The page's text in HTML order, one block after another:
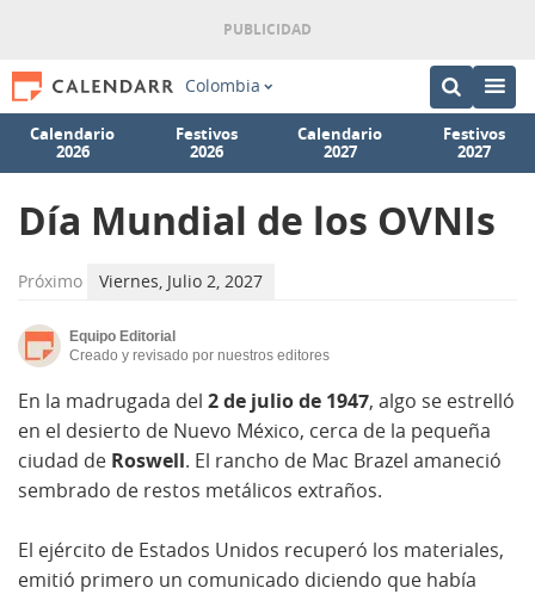
Colombia
Calendario
2026
Festivos
2026
Calendario
2027
Festivos
2027
Día Mundial de los OVNIs
Próximo Viernes, Julio 2, 2027
Equipo Editorial
Creado y revisado por nuestros editores
En la madrugada del 2 de julio de 1947, algo se estrelló
en el desierto de Nuevo México, cerca de la pequeña
ciudad de Roswell. El rancho de Mac Brazel amaneció
sembrado de restos metálicos extraños.
El ejército de Estados Unidos recuperó los materiales,
emitió primero un comunicado diciendo que había